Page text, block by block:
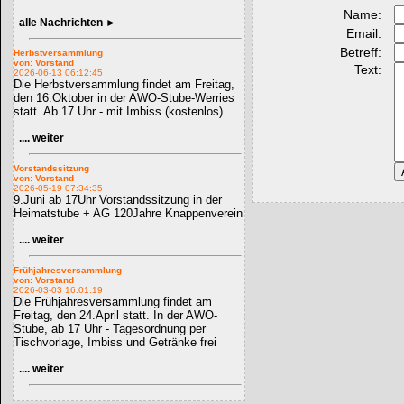
alle Nachrichten ►
Herbstversammlung
von: Vorstand
2026-06-13 06:12:45
Die Herbstversammlung findet am Freitag,
den 16.Oktober in der AWO-Stube-Werries
statt. Ab 17 Uhr - mit Imbiss (kostenlos)
.... weiter
Vorstandssitzung
von: Vorstand
2026-05-19 07:34:35
9.Juni ab 17Uhr Vorstandssitzung in der
Heimatstube + AG 120Jahre Knappenverein
.... weiter
Frühjahresversammlung
von: Vorstand
2026-03-03 16:01:19
Die Frühjahresversammlung findet am
Freitag, den 24.April statt. In der AWO-
Stube, ab 17 Uhr - Tagesordnung per
Tischvorlage, Imbiss und Getränke frei
.... weiter
Name:
Email:
Betreff:
Text: